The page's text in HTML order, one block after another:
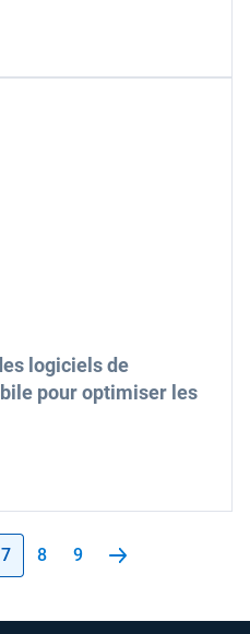
logiciels de
pour optimiser les
7 8 9